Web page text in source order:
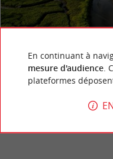
Les Prés Salés du Bassin d’Arcachon
salés d’Aquitaine. Les Prés Salés ...
827 m - La Teste-de-Buch
En continuant à
mesure d'audience.
plateformes